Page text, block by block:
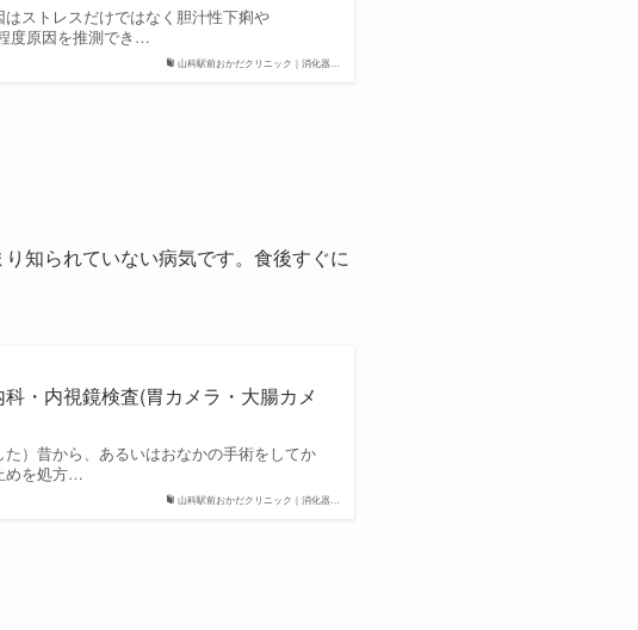
山科駅前おかだクリニック｜消化器…
ストレスだけではなく胆汁性下痢や
度原因を推測でき…
知られていない病気です。食後すぐに
山科駅前おかだクリニック｜消化器…
・内視鏡検査(胃カメラ・大腸カメ
）昔から、あるいはおなかの手術をしてか
めを処方…